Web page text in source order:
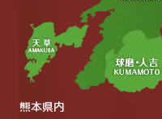
熊本県内